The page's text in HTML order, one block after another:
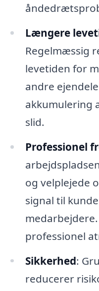
Længere
Regelmæssig
levetiden for
andre
akkumulering
slid.
Professionel
og velplejede
signal til
professionel
Sikkerhed:
reducerer